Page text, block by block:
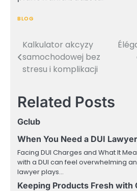
BLOG
Post
navigation
Kalkulator akcyzy
samochodowej bez
stresu i komplikacji
Related Posts
Gclub
When You Need a DUI
Facing DUI Charges and What It
with a DUI can feel overwhelming
lawyer plays…
Keeping Products Fresh with